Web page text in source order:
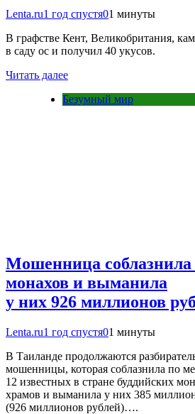
Lenta.ru1 год спустя01 минуты
В графстве Кент, Великобритания,
в саду ос и получил 40 укусов.
Читать далее
Безумный мир
Мошенница соблазнила
монахов и выманила
у них 926 миллионов
Lenta.ru1 год спустя01 минуты
В Таиланде продолжаются
мошенницы, которая соблазнила по
12 известных в стране буддийских
храмов и выманила у них 385
(926 миллионов рублей)….